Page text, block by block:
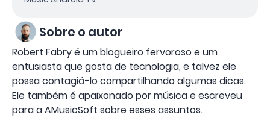
Sobre o autor
Robert Fabry é um blogueiro fervoroso e um
entusiasta que gosta de tecnologia, e talvez ele
possa contagiá-lo compartilhando algumas dicas.
Ele também é apaixonado por música e escreveu
para a AMusicSoft sobre esses assuntos.